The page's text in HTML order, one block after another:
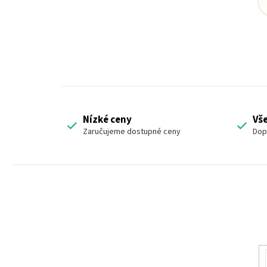
Nízké ceny
Zaručujeme dostupné ceny